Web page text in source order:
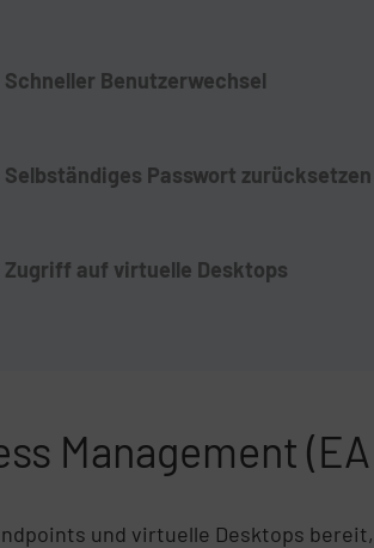
Schneller Benutzerwechsel
Selbständiges Passwort zurücksetzen
Zugriff auf virtuelle Desktops
Management
und virtuelle Desktops